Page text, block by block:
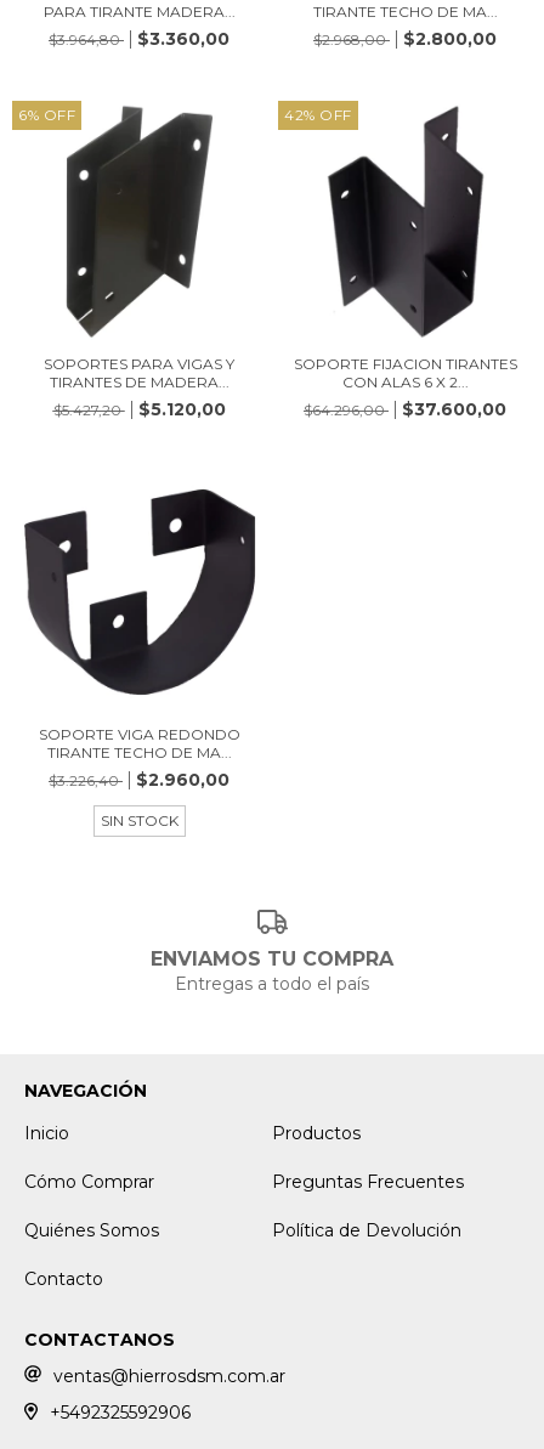
PARA TIRANTE MADERA...
$3.964,80
$3.360,00
TIRANTE TECHO DE MA...
$2.968,00
$2.800,00
6% OFF
SOPORTES PARA VIGAS Y
TIRANTES DE MADERA...
$5.427,20
$5.120,00
42% OFF
SOPORTE FIJACION TIRANTES
CON ALAS 6 X 2...
$64.296,00
$37.600,00
SOPORTE VIGA REDONDO
TIRANTE TECHO DE MA...
$3.226,40
$2.960,00
SIN STOCK
ENVIAMOS TU COMPRA
Entregas a todo el país
NAVEGACIÓN
Inicio
Productos
Cómo Comprar Preguntas Frecuentes
Quiénes Somos Política de Devolución
Contacto
CONTACTANOS
ventas@hierrosdsm.com.ar
+5492325592906